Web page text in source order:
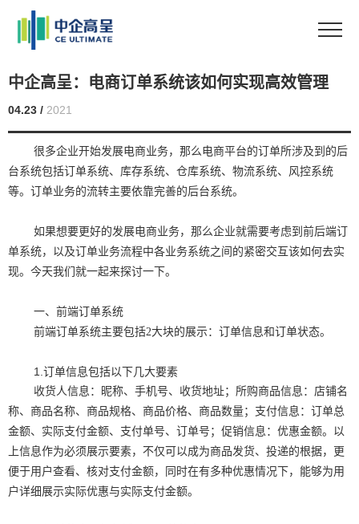
中企高呈：电商订单系统该如何实现高效管理
04.23 / 2021
很多企业开始发展电商业务，那么电商平台的订单所涉及到的后
台系统包括订单系统、库存系统、仓库系统、物流系统、风控系统
等。订单业务的流转主要依靠完善的后台系统。
如果想要更好的发展电商业务，那么企业就需要考虑到前后端订
单系统，以及订单业务流程中各业务系统之间的紧密交互该如何去实
现。今天我们就一起来探讨一下。
一、前端订单系统
前端订单系统主要包括2大块的展示：订单信息和订单状态。
1.订单信息包括以下几大要素
收货人信息：昵称、手机号、收货地址；所购商品信息：店铺名
称、商品名称、商品规格、商品价格、商品数量；支付信息：订单总
金额、实际支付金额、支付单号、订单号；促销信息：优惠金额。以
上信息作为必须展示要素，不仅可以成为商品发货、投递的根据，更
便于用户查看、核对支付金额，同时在有多种优惠情况下，能够为用
户详细展示实际优惠与实际支付金额。